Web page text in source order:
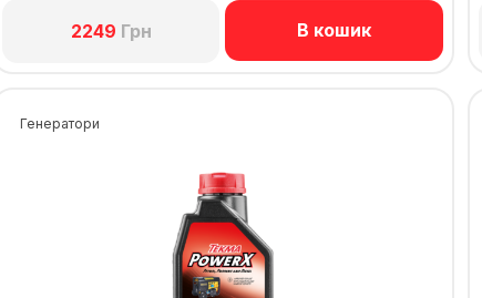
2249 Грн В кошик
Генератори